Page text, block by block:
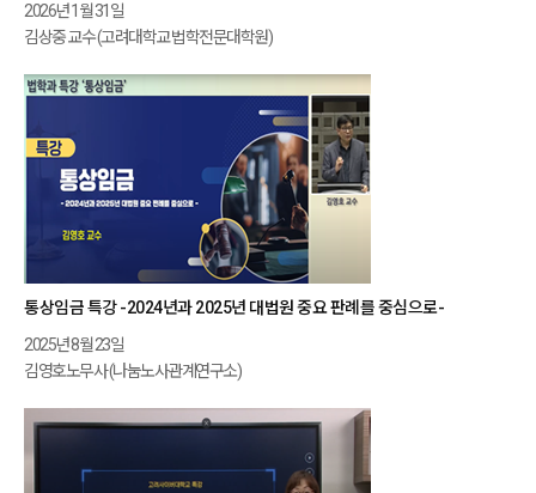
2026년 1월 31일
김상중 교수 (고려대학교 법학전문대학원)
통상임금 특강 -2024년과 2025년 대법원 중요 판례를 중심으로-
2025년 8월 23일
김영호노무사 (나눔노사관계연구소)